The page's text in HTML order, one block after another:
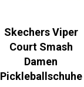
Skechers Viper
Court Smash
Damen
Pickleballschuhe